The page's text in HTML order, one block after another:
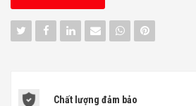
Chất lượng đảm bảo